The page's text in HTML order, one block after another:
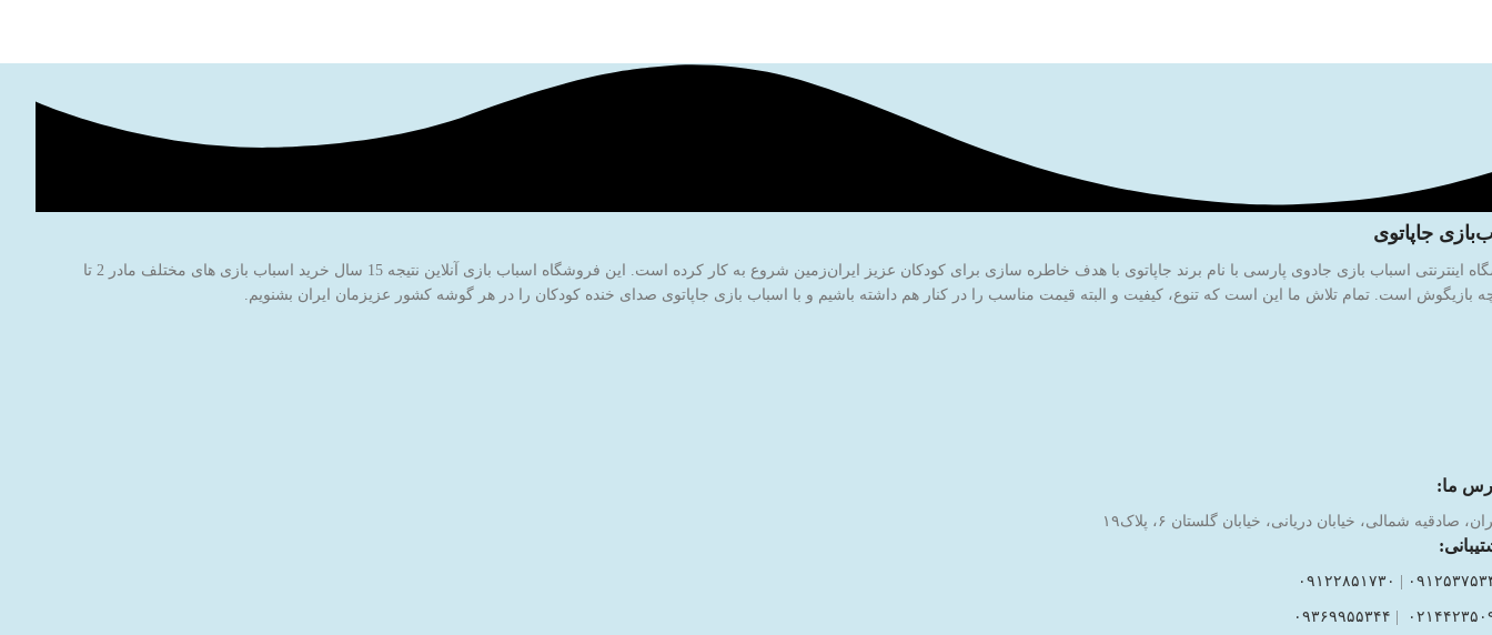
جاپاتوی
فروشگاه اینترنتی اسباب بازی جادوی پارسی با نام برند جاپاتوی با هدف خاطره سازی برای کودکان عزیز ایران‌زمین شروع به کار کرده است. این فروشگاه اسباب بازی آنلاین نتیجه 15 سال خرید اسباب بازی های مختلف مادر 2 تا
بازیگوش است. تمام تلاش ما این است که تنوع، کیفیت و البته قیمت مناسب را در کنار هم داشته باشیم و با اسباب بازی جاپاتوی صدای خنده کودکان را در هر گوشه کشور عزیزمان ایران بشنویم.
ما:
صادقیه شمالی، خیابان دریانی، خیابان گلستان ۶، پلاک۱۹
۰۹۱۲۲۸۵۱۷۳۰
۰۹۳۶۹۹۵۵۳۴۴